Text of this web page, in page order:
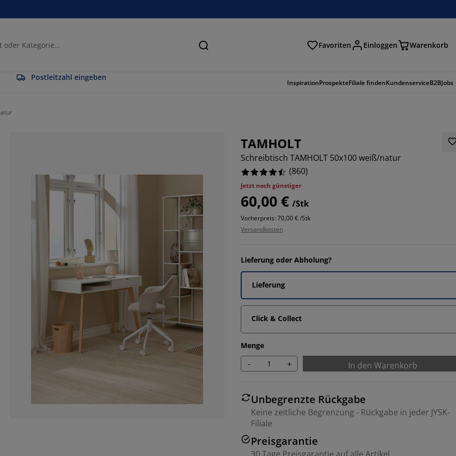
Suchen Favoriten Einloggen Warenkorb
Postleitzahl eingeben
InspirationProspekteFiliale findenKundenserviceB2BJobs
TAMHOLT
Schreibtisch TAMHOLT 50x100 weiß/natur
(860)
Jetzt noch günstiger
60,00 € /Stk
Vorherpreis: 70,00 € /Stk
Versandkosten
Lieferung oder Abholung?
Lieferung
Click & Collect
Menge
- + In den Warenkorb
Unbegrenzte Rückgabe
Keine zeitliche Begrenzung - Rückgabe in jeder JYSK-
Filiale
Preisgarantie
75.11627906976744%
12.558139534883722%
4.302325581395349%
3.255813953488372%
4.767441860465117%